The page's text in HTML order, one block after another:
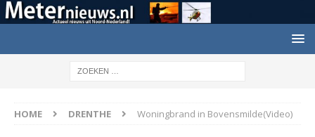
HOME DRENTHE Woningbrand in Bovensmilde(Video)